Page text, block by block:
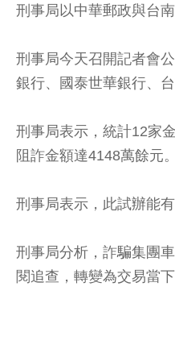
刑事局以中華郵政與台
刑事局今天召開記者會
銀行、國泰世華銀行、
刑事局表示，統計12家
阻詐金額達4148萬餘元。
刑事局表示，此試辦能
刑事局分析，詐騙集團
閱追查，轉變為交易當